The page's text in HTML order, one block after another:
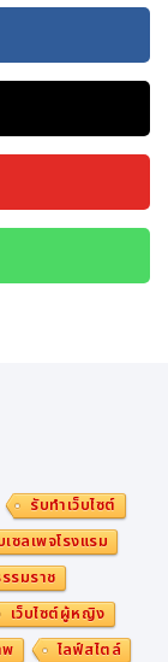
รับทำเว็บไซต์
เซลเพจโรงแรม
รมราช
เว็บไซต์ผู้หญิง
พ
ไลฟ์สไตล์